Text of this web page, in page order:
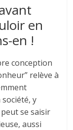
en
en !
conception
relève à
y
se saisir
aussi